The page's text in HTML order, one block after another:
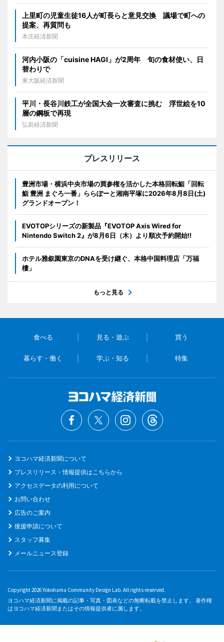
上里町の児童生徒16人が町長らと意見交換 議場で町への
提案、再質問も
本庄経済新聞
河内小阪の「cuisine HAGI」が2周年 旬の食材使い、日
替わりで
東大阪経済新聞
平川・長谷川鉄工が全国大会一次審査に挑む 浮世絵を10
層の鋼板で再現
弘前経済新聞
プレスリリース
豊洲市場・横浜中央市場の買参権を活かした本格回転鮨「回転
鮨 豊洲 まぐろ一番」ららぽーと湘南平塚に2026年8月8日(土)
グランドオープン！
EVOTOPシリーズの新製品『EVOTOP Axis Wired for
Nintendo Switch 2』が8月6日（木）より順次予約開始!!
ホテル雅叙園東京のDNAを受け継ぐ、本格中国料理店「万福
樓」
もっと見る
食べる 見る・遊ぶ 買う
暮らす・働く 学ぶ・知る 特集
ヨコハマ経済新聞について
プレスリリース・情報提供はこちらから
アクセスデータの利用について
お問い合わせ
広告のご案内
後援申請について
スタッフ募集
メールニュース登録
Copyright 2026 Yokohama Community Design Lab. All rights reserved.
ヨコハマ経済新聞に掲載の記事・写真・図表などの無断転載を禁止します。 著作権
はヨコハマ経済新聞またはその情報提供者に属します。